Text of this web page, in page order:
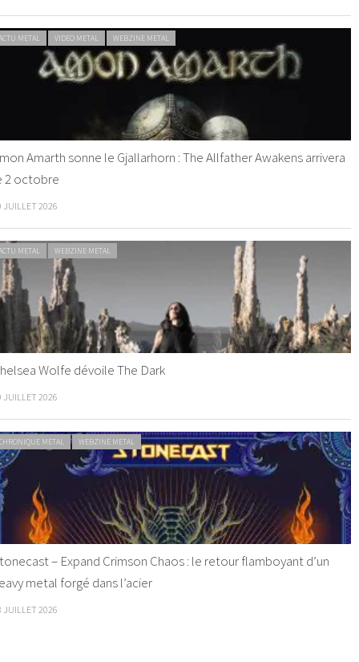
METAL VIDEO METAL WEBZINE METAL
Amarth sonne le Gjallarhorn : The Allfather Awakens arrivera
2 octobre
JUILLET 2026
METAL WEBZINE METAL
Wolfe dévoile The Dark
JUILLET 2026
METAL WEBZINE METAL
– Expand Crimson Chaos : le retour flamboyant d’un
metal forgé dans l’acier
JUILLET 2026